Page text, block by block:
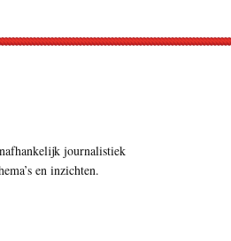
journalistiek
en inzichten.